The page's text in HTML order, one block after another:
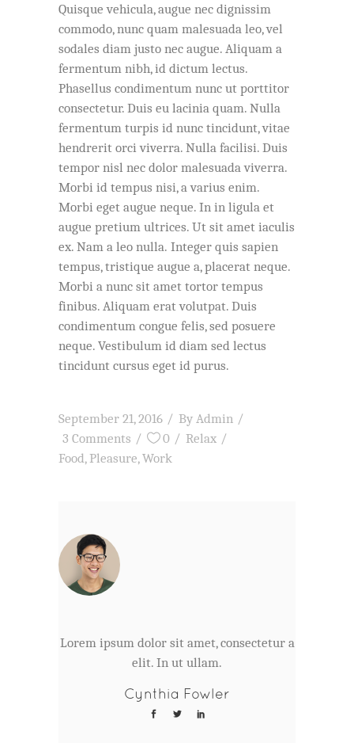
Quisque vehicula, augue nec dignissim
commodo, nunc quam malesuada leo, vel
sodales diam justo nec augue. Aliquam a
fermentum nibh, id dictum lectus.
Phasellus condimentum nunc ut porttitor
consectetur. Duis eu lacinia quam. Nulla
fermentum turpis id nunc tincidunt, vitae
hendrerit orci viverra. Nulla facilisi. Duis
tempor nisl nec dolor malesuada viverra.
Morbi id tempus nisi, a varius enim.
Morbi eget augue neque. In in ligula et
augue pretium ultrices. Ut sit amet iaculis
ex. Nam a leo nulla. Integer quis sapien
tempus, tristique augue a, placerat neque.
Morbi a nunc sit amet tortor tempus
finibus. Aliquam erat volutpat. Duis
condimentum congue felis, sed posuere
neque. Vestibulum id diam sed lectus
tincidunt cursus eget id purus.
September 21, 2016 By Admin
3 Comments
0
Relax
Food, Pleasure, Work
Lorem ipsum dolor sit amet, consectetur a
elit. In ut ullam.
Cynthia Fowler